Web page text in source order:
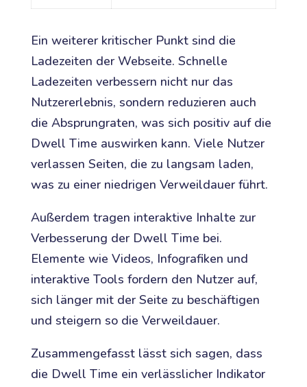
Ein weiterer kritischer Punkt sind die
Ladezeiten der Webseite. Schnelle
Ladezeiten verbessern nicht nur das
Nutzererlebnis, sondern reduzieren auch
die Absprungraten, was sich positiv auf die
Dwell Time auswirken kann. Viele Nutzer
verlassen Seiten, die zu langsam laden,
was zu einer niedrigen Verweildauer führt.
Außerdem tragen interaktive Inhalte zur
Verbesserung der Dwell Time bei.
Elemente wie Videos, Infografiken und
interaktive Tools fordern den Nutzer auf,
sich länger mit der Seite zu beschäftigen
und steigern so die Verweildauer.
Zusammengefasst lässt sich sagen, dass
die Dwell Time ein verlässlicher Indikator